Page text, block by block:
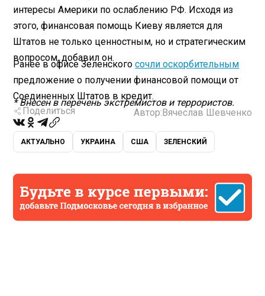
интересы Америки по ослаблению РФ. Исходя из
этого, финансовая помощь Киеву является для
Штатов не только ценностным, но и стратегическим
вопросом, добавил он.
Ранее в офисе Зеленскогосочли оскорбительным
предложение о получении финансовой помощи от
Соединенных Штатов в кредит.
* Внесен в перечень экстремистов и террористов.
Поделиться Автор:Вячеслав Шевченко
АКТУАЛЬНО УКРАИНА США ЗЕЛЕНСКИЙ